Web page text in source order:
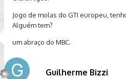
Jogo de molas do GTI europeu,
Alguém tem?
um abraço do MBC.
Guilherme Bizzi